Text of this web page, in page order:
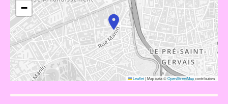
−
Leaflet|Map data ©OpenStreetMapcontributors